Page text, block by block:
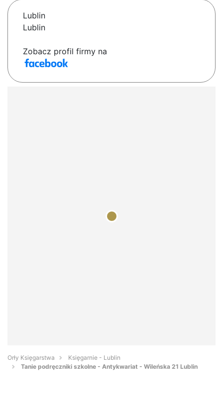
Lublin
Lublin
Zobacz profil firmy na
Orły Księgarstwa
Księgarnie - Lublin
Tanie podręczniki szkolne - Antykwariat - Wileńska 21 Lublin